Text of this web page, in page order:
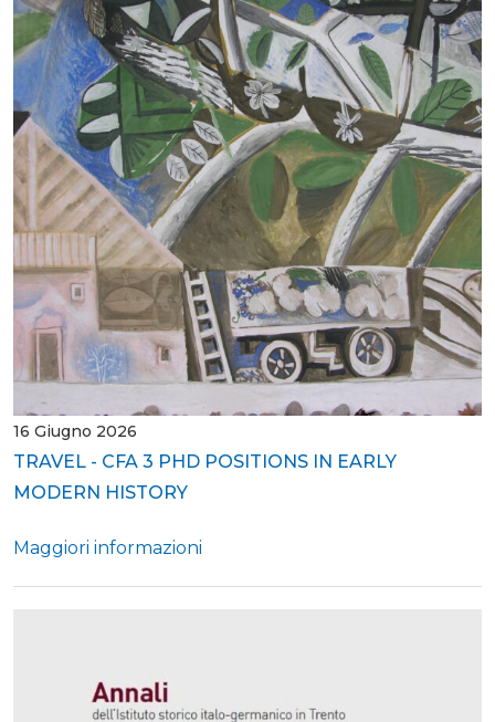
16 Giugno 2026
TRAVEL - CFA 3 PHD POSITIONS IN EARLY
MODERN HISTORY
Maggiori informazioni